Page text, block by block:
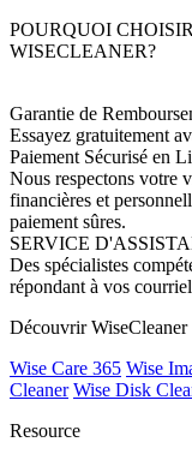
POURQUOI CHOISIR
WISECLEANER?
Garantie de
Essayez gratuitement
Paiement Sécurisé en
Nous respectons votre
financières et
paiement sûres.
SERVICE
Des spécialistes
répondant à vos
Découvrir WiseCleaner
Wise Care 365 Wise
Cleaner Wise Disk
Resource